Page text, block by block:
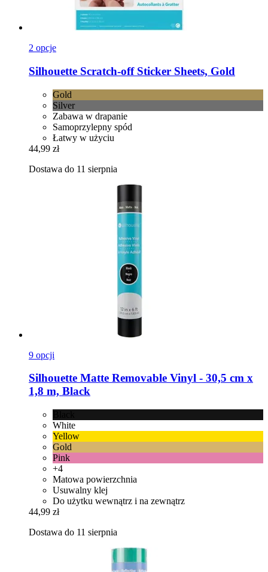
2 opcje
Silhouette Scratch-​off Sticker Sheets, Gold
Gold
Silver
Zabawa w drapanie
Samoprzylepny spód
Łatwy w użyciu
44,99 zł
Dostawa do 11 sierpnia
9 opcji
Silhouette Matte Removable Vinyl -​ 30,5 cm x
1,8 m, Black
White
Yellow
Gold
Pink
+4
Matowa powierzchnia
Usuwalny klej
Do użytku wewnątrz i na zewnątrz
44,99 zł
Dostawa do 11 sierpnia